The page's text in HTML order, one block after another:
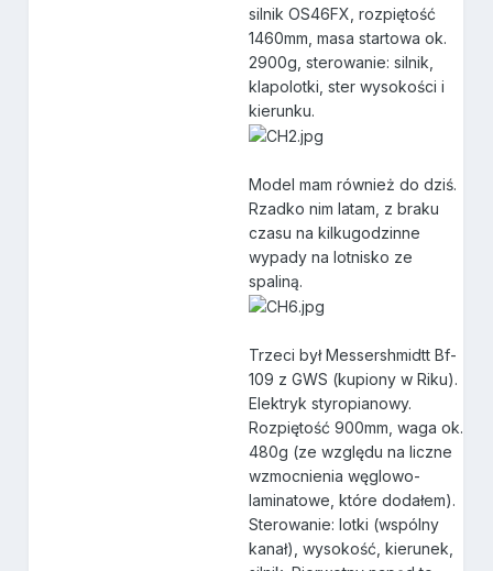
silnik OS46FX, rozpiętość
1460mm, masa startowa ok.
2900g, sterowanie: silnik,
klapolotki, ster wysokości i
kierunku.
Model mam również do dziś.
Rzadko nim latam, z braku
czasu na kilkugodzinne
wypady na lotnisko ze
spaliną.
Trzeci był Messershmidtt Bf-
109 z GWS (kupiony w Riku).
Elektryk styropianowy.
Rozpiętość 900mm, waga ok.
480g (ze względu na liczne
wzmocnienia węglowo-
laminatowe, które dodałem).
Sterowanie: lotki (wspólny
kanał), wysokość, kierunek,